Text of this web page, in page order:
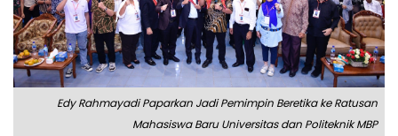
Edy Rahmayadi Paparkan Jadi Pemimpin Beretika ke Ratusan
Mahasiswa Baru Universitas dan Politeknik MBP